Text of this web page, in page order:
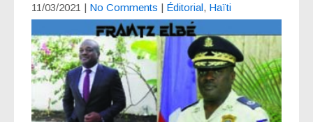
11/03/2021 | No Comments | Éditorial, Haïti